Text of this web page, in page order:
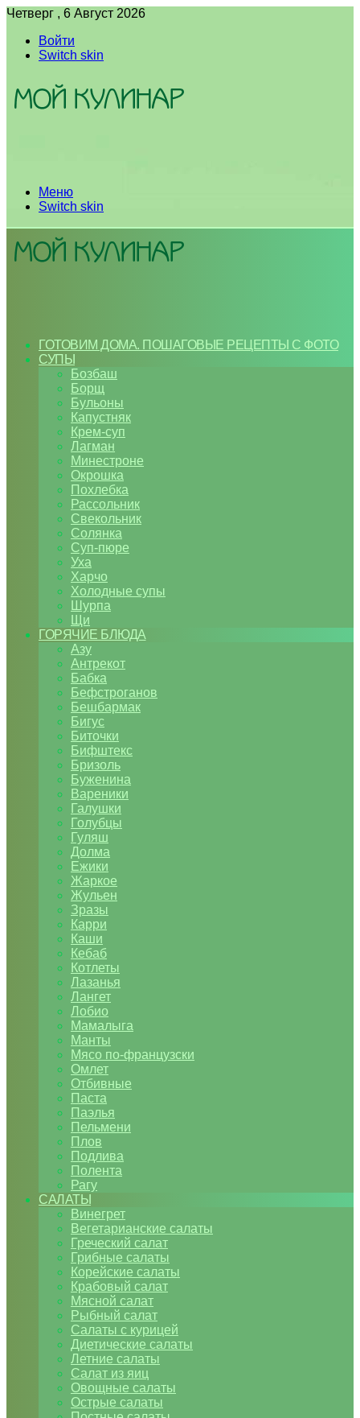
Четверг , 6 Август 2026
Войти
Switch skin
Меню
Switch skin
ГОТОВИМ ДОМА. ПОШАГОВЫЕ РЕЦЕПТЫ С ФОТО
СУПЫ
Бозбаш
Борщ
Бульоны
Капустняк
Крем-суп
Лагман
Минестроне
Окрошка
Похлебка
Рассольник
Свекольник
Солянка
Суп-пюре
Уха
Харчо
Холодные супы
Шурпа
Щи
ГОРЯЧИЕ БЛЮДА
Азу
Антрекот
Бабка
Бефстроганов
Бешбармак
Бигус
Биточки
Бифштекс
Бризоль
Буженина
Вареники
Галушки
Голубцы
Гуляш
Долма
Ежики
Жаркое
Жульен
Зразы
Карри
Каши
Кебаб
Котлеты
Лазанья
Лангет
Лобио
Мамалыга
Манты
Мясо по-французски
Омлет
Отбивные
Паста
Паэлья
Пельмени
Плов
Подлива
Полента
Рагу
САЛАТЫ
Винегрет
Вегетарианские салаты
Греческий салат
Грибные салаты
Корейские салаты
Крабовый салат
Мясной салат
Рыбный салат
Салаты с курицей
Диетические салаты
Летние салаты
Салат из яиц
Овощные салаты
Острые салаты